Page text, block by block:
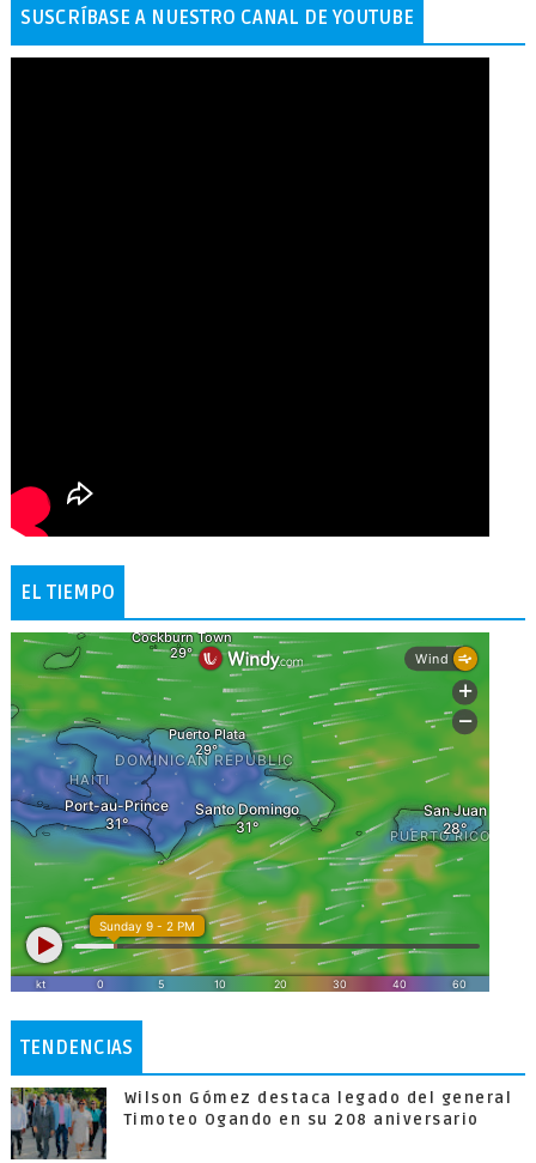
SUSCRÍBASE A NUESTRO CANAL DE YOUTUBE
EL TIEMPO
TENDENCIAS
Wilson Gómez destaca legado del general
Timoteo Ogando en su 208 aniversario